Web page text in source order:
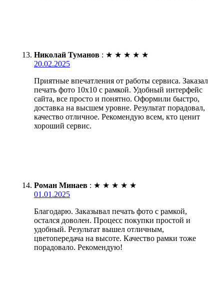
Николай Туманов : ★ ★ ★ ★ ★
20.02.2025
Приятные впечатления от работы сервиса. Заказал
печать фото 10х10 с рамкой. Удобный интерфейс
сайта, все просто и понятно. Оформили быстро,
доставка на высшем уровне. Результат порадовал,
качество отличное. Рекомендую всем, кто ценит
хороший сервис.
Роман Минаев : ★ ★ ★ ★ ★
01.01.2025
Благодарю. Заказывал печать фото с рамкой,
остался доволен. Процесс покупки простой и
удобный. Результат вышел отличным,
цветопередача на высоте. Качество рамки тоже
порадовало. Рекомендую!